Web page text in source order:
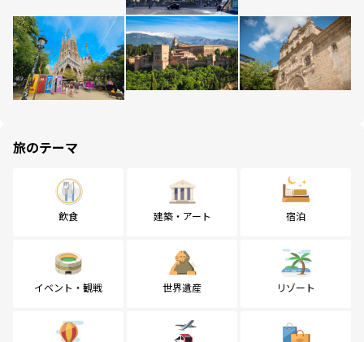
旅のテーマ
飲食 建築・アート 宿泊
イベント・観戦 世界遺産 リゾート